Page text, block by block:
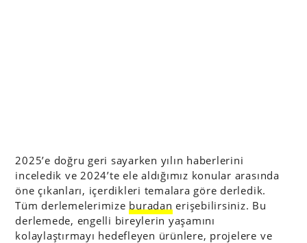
2025’e doğru geri sayarken yılın haberlerini
inceledik ve 2024’te ele aldığımız konular arasında
öne çıkanları, içerdikleri temalara göre derledik.
Tüm derlemelerimize buradan erişebilirsiniz. Bu
derlemede, engelli bireylerin yaşamını
kolaylaştırmayı hedefleyen ürünlere, projelere ve